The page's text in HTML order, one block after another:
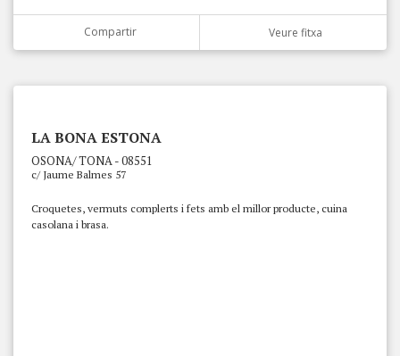
Compartir Veure fitxa
LA BONA ESTONA
OSONA/ TONA - 08551
c/ Jaume Balmes 57
Croquetes, vermuts complerts i fets amb el millor producte, cuina
casolana i brasa.